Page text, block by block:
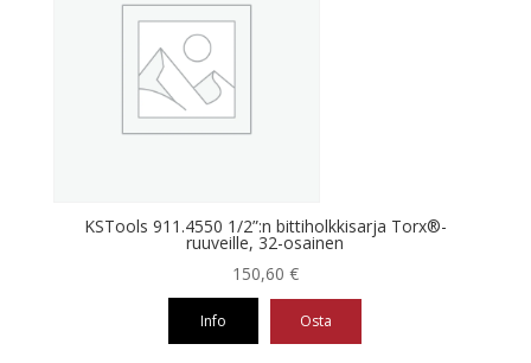
KSTools 911.4550 1/2”:n bittiholkkisarja Torx®-
ruuveille, 32-osainen
150,60 €
Info Osta